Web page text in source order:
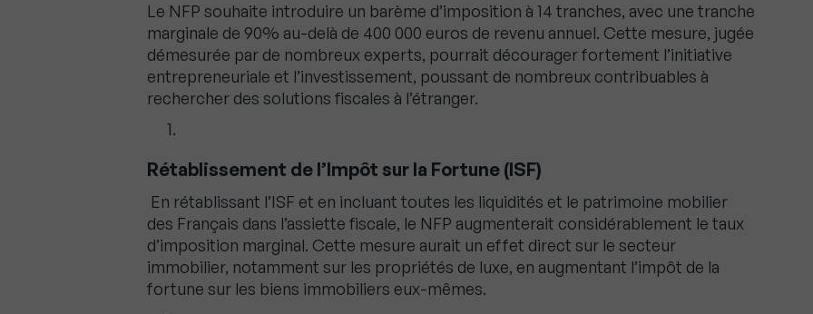
Le NFP souhaite introduire un barème d’imposition à 14 tranches, avec une tranche
marginale de 90% au-delà de 400 000 euros de revenu annuel. Cette mesure, jugée
démesurée par de nombreux experts, pourrait décourager fortement l’initiative
entrepreneuriale et l’investissement, poussant de nombreux contribuables à
rechercher des solutions fiscales à l’étranger.
Rétablissement de l’Impôt sur la Fortune (ISF)
En rétablissant l’ISF et en incluant toutes les liquidités et le patrimoine mobilier
des Français dans l’assiette fiscale, le NFP augmenterait considérablement le taux
d’imposition marginal. Cette mesure aurait un effet direct sur le secteur
immobilier, notamment sur les propriétés de luxe, en augmentant l’impôt de la
fortune sur les biens immobiliers eux-mêmes.